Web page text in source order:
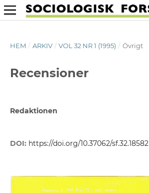
HEM / ARKIV / VOL 32 NR 1 (1995) / Övrigt
Recensioner
Redaktionen
DOI: https://doi.org/10.37062/sf.32.18582